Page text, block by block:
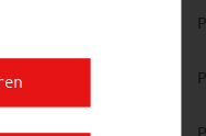
Infrastructure, en |
en | de